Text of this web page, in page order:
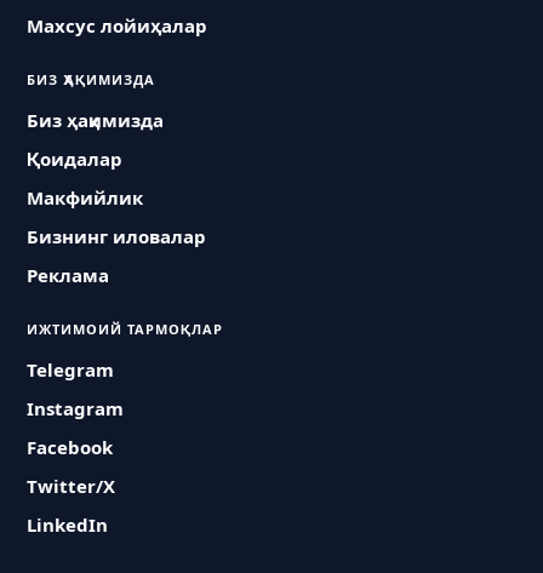
Махсус лойиҳалар
БИЗ ҲАҚИМИЗДА
Биз ҳақимизда
Қоидалар
Макфийлик
Бизнинг иловалар
Реклама
ИЖТИМОИЙ ТАРМОҚЛАР
Telegram
Instagram
Facebook
Twitter/X
LinkedIn